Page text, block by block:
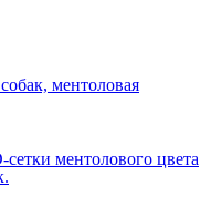
ментоловая
ментолового цвета